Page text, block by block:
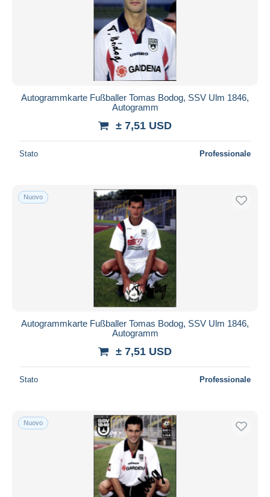
Autogrammkarte Fußballer Tomas Bodog, SSV Ulm 1846,
Autogramm
± 7,51 USD
Stato Professionale
Nuovo
Autogrammkarte Fußballer Tomas Bodog, SSV Ulm 1846,
Autogramm
± 7,51 USD
Stato Professionale
Nuovo